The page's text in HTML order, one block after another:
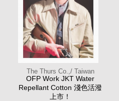
The Thurs Co.,/ Taiwan
OFP Work JKT Water
Repellant Cotton 淺色活潑
上市！